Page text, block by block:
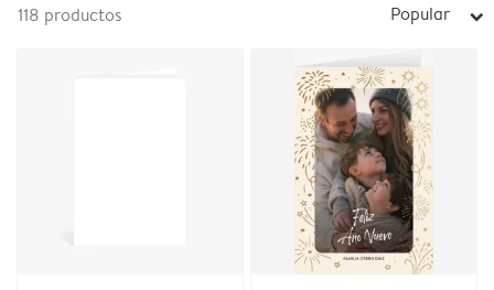
118 productos Popular arrow_right